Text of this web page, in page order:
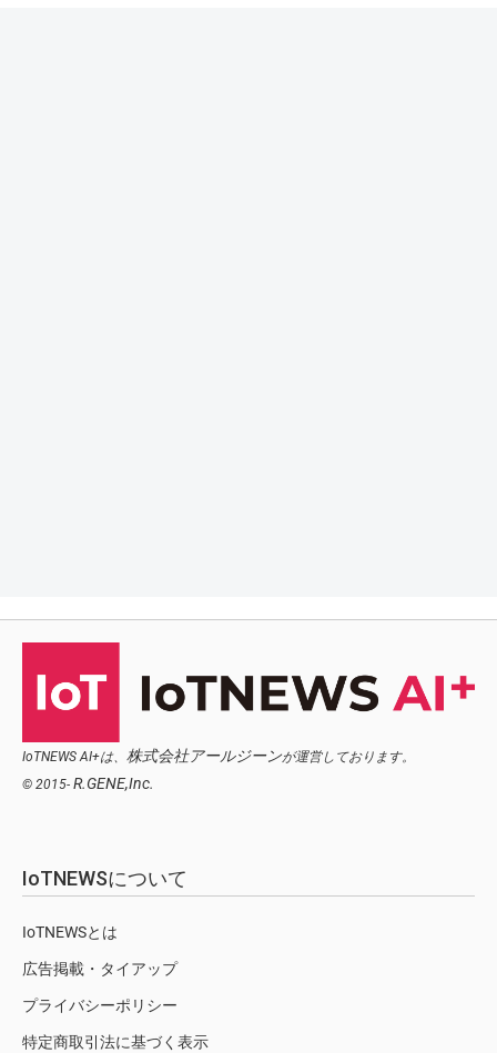
IoTNEWS AI+は、 株式会社アールジーンが運営しております。
© 2015- R.GENE,Inc.
IoTNEWSについて
IoTNEWSとは
広告掲載・タイアップ
プライバシーポリシー
特定商取引法に基づく表示